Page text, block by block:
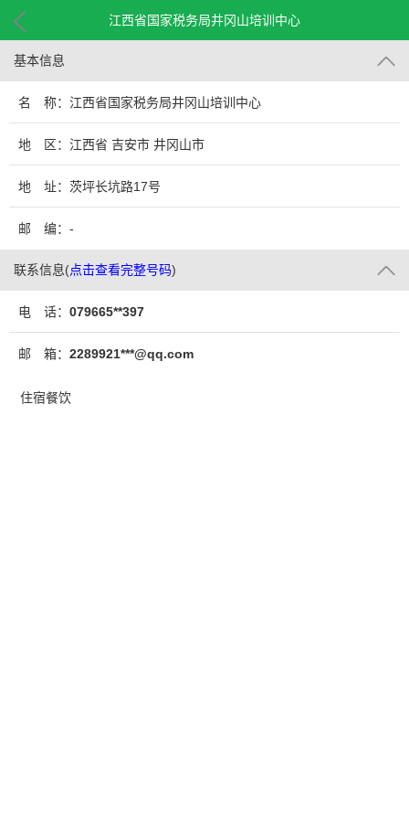
江西省国家税务局井冈山培训中心
基本信息
名 称：江西省国家税务局井冈山培训中心
地 区：江西省 吉安市 井冈山市
地 址：茨坪长坑路17号
邮 编：-
联系信息(点击查看完整号码)
电 话： 079665**397
邮 箱： 2289921***@qq.com
住宿餐饮